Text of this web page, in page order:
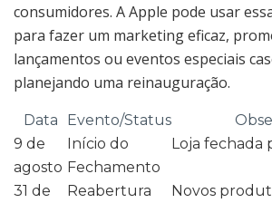
consumidores. A Apple pode usar
para fazer um marketing eficaz,
lançamentos ou eventos especiais
planejando uma reinauguração.
Data Evento/Status
9 de
agosto
Início do
Fechamento
Loja fechada
31 de
Reabertura
Novos